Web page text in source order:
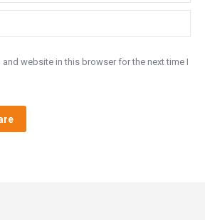
and website in this browser for the next time I